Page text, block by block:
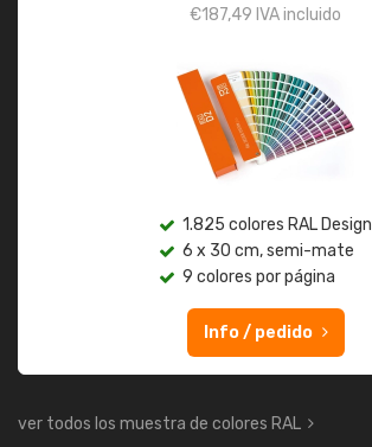
€187,49 IVA incluido
1.825 colores RAL Design
6 x 30 cm, semi-mate
9 colores por página
Info / pedido
ver todos los muestra de colores RAL